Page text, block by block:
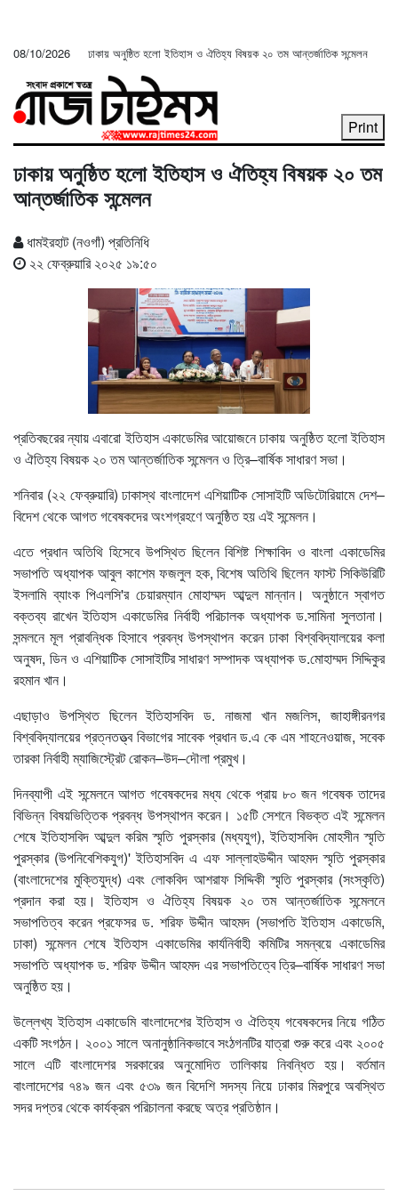
08/10/2026 ঢাকায় অনুষ্ঠিত হলো ইতিহাস ও ঐতিহ্য বিষয়ক ২০ তম আন্তর্জাতিক সন্মেলন
Print
ঢাকায় অনুষ্ঠিত হলো ইতিহাস ও ঐতিহ্য বিষয়ক ২০ তম
আন্তর্জাতিক সন্মেলন
ধামইরহাট (নওগাঁ) প্রতিনিধি
২২ ফেব্রুয়ারি ২০২৫ ১৯:৫০
প্রতিবছরের ন্যায় এবারো ইতিহাস একাডেমির আয়োজনে ঢাকায় অনুষ্ঠিত হলো ইতিহাস
ও ঐতিহ্য বিষয়ক ২০ তম আন্তর্জাতিক সন্মেলন ও ত্রি–বার্ষিক সাধারণ সভা।
শনিবার (২২ ফেব্রুয়ারি) ঢাকাস্থ বাংলাদেশ এশিয়াটিক সোসাইটি অডিটোরিয়ামে দেশ–
বিদেশ থেকে আগত গবেষকদের অংশগ্রহণে অনুষ্ঠিত হয় এই সন্মেলন।
এতে প্রধান অতিথি হিসেবে উপস্থিত ছিলেন বিশিষ্ট শিক্ষাবিদ ও বাংলা একাডেমির
সভাপতি অধ্যাপক আবুল কাশেম ফজলুল হক, বিশেষ অতিথি ছিলেন ফাস্ট সিকিউরিটি
ইসলামি ব্যাংক পিএলসি'র চেয়ারম্যান মোহাম্মদ আব্দুল মান্নান। অনুষ্ঠানে স্বাগত
বক্তব্য রাখেন ইতিহাস একাডেমির নির্বাহী পরিচালক অধ্যাপক ড.সামিনা সুলতানা।
সন্মলনে মূল প্রাবন্ধিক হিসাবে প্রবন্ধ উপস্থাপন করেন ঢাকা বিশ্ববিদ্যালয়ের কলা
অনুষদ, ডিন ও এশিয়াটিক সোসাইটির সাধারণ সম্পাদক অধ্যাপক ড.মোহাম্মদ সিদ্দিকুর
রহমান খান।
এছাড়াও উপস্থিত ছিলেন ইতিহাসবিদ ড. নাজমা খান মজলিস, জাহাঙ্গীরনগর
বিশ্ববিদ্যালয়ের প্রত্নতত্ত্ব বিভাগের সাবেক প্রধান ড.এ কে এম শাহনেওয়াজ, সবেক
তারকা নির্বাহী ম্যাজিস্ট্রেট রোকন–উদ–দৌলা প্রমুখ।
দিনব্যাপী এই সন্মেলনে আগত গবেষকদের মধ্য থেকে প্রায় ৮০ জন গবেষক তাদের
বিভিন্ন বিষয়ভিত্তিক প্রবন্ধ উপস্থাপন করেন। ১৫টি সেশনে বিভক্ত এই সন্মেলন
শেষে ইতিহাসবিদ আব্দুল করিম স্মৃতি পুরস্কার (মধ্যযুগ), ইতিহাসবিদ মোহসীন স্মৃতি
পুরস্কার (উপনিবেশিকযুগ)' ইতিহাসবিদ এ এফ সাল্লাহউদ্দীন আহমদ স্মৃতি পুরস্কার
(বাংলাদেশের মুক্তিযুদ্ধ) এবং লোকবিদ আশরাফ সিদ্দিকী স্মৃতি পুরস্কার (সংস্কৃতি)
প্রদান করা হয়। ইতিহাস ও ঐতিহ্য বিষয়ক ২০ তম আন্তর্জাতিক সন্মেলনে
সভাপতিত্ব করেন প্রফেসর ড. শরিফ উদ্দীন আহমদ (সভাপতি ইতিহাস একাডেমি,
ঢাকা) সন্মেলন শেষে ইতিহাস একাডেমির কার্যনির্বাহী কমিটির সমন্বয়ে একাডেমির
সভাপতি অধ্যাপক ড. শরিফ উদ্দীন আহমদ এর সভাপতিত্বে ত্রি–বার্ষিক সাধারণ সভা
অনুষ্ঠিত হয়।
উল্লেখ্য ইতিহাস একাডেমি বাংলাদেশের ইতিহাস ও ঐতিহ্য গবেষকদের নিয়ে গঠিত
একটি সংগঠন। ২০০১ সালে অনানুষ্ঠানিকভাবে সংঠগনটির যাত্রা শুরু করে এবং ২০০৫
সালে এটি বাংলাদেশর সরকারের অনুমোদিত তালিকায় নিবন্ধিত হয়। বর্তমান
বাংলাদেশের ৭৪৯ জন এবং ৫৩৯ জন বিদেশি সদস্য নিয়ে ঢাকার মিরপুরে অবস্থিত
সদর দপ্তর থেকে কার্যক্রম পরিচালনা করছে অত্র প্রতিষ্ঠান।